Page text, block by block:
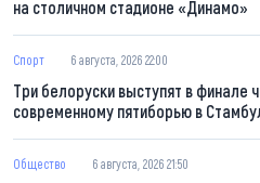
на столичном стадионе «Динамо»
Спорт 6 августа, 2026 22:00
Три белоруски выступят в финале
современному пятиборью в
Общество 6 августа, 2026 21:50